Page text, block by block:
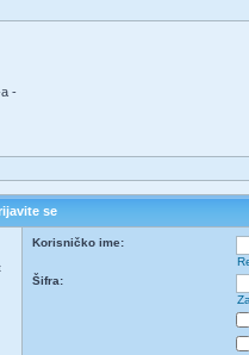
-
se
Korisničko ime:
Šifra: